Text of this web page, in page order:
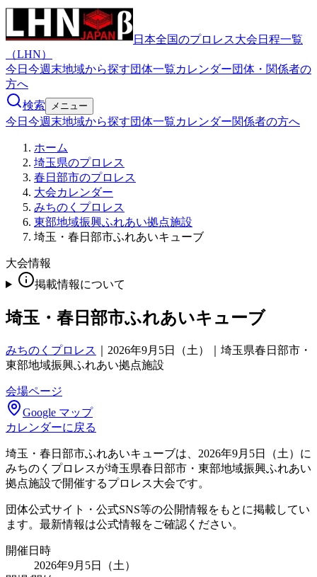
日本全国のプロレス大会日程一覧
（LHN）
今日 今週末地域から探す団体一覧カレンダー団体・関係者の
方へ
検索
メニュー
今日 今週末地域から探す団体一覧カレンダー関係者の方へ
ホーム
埼玉県のプロレス
春日部市のプロレス
大会カレンダー
みちのくプロレス
東部地域振興ふれあい拠点施設
埼玉・春日部市ふれあいキューブ
大会情報
掲載情報について
埼玉・春日部市ふれあいキューブ
みちのくプロレス
2026年9月5日（土）｜埼玉県春日部市・
東部地域振興ふれあい拠点施設
会場ページ
Google マップ
カレンダーに戻る
埼玉・春日部市ふれあいキューブは、2026年9月5日（土）に
みちのくプロレスが埼玉県春日部市・東部地域振興ふれあい
拠点施設で開催するプロレス大会です。
団体公式サイト・公式SNS等の公開情報をもとに掲載してい
ます。最新情報は公式情報をご確認ください。
開催日時
2026年9月5日（土）